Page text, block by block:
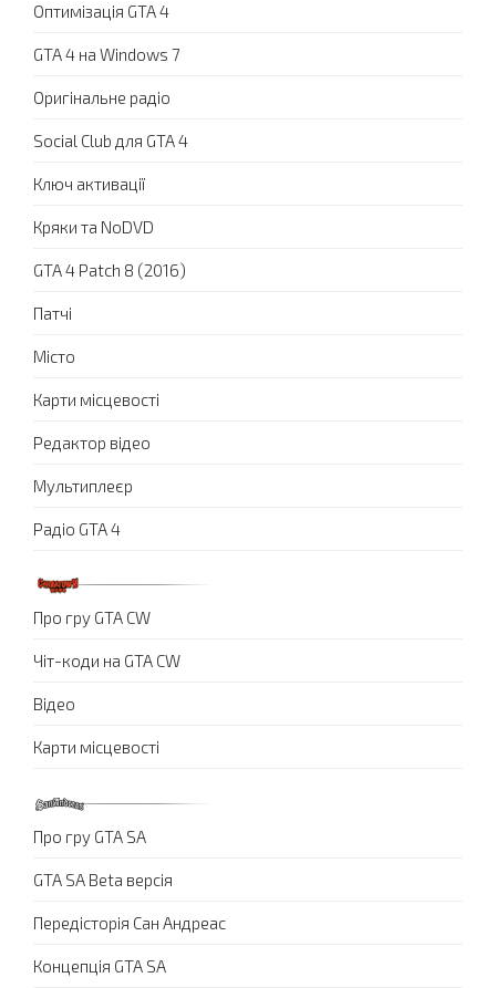
Оптимізація GTA 4
GTA 4 на Windows 7
Оригінальне радіо
Social Club для GTA 4
Ключ активації
Кряки та NoDVD
GTA 4 Patch 8 (2016)
Патчі
Місто
Карти місцевості
Редактор відео
Мультиплеєр
Радіо GTA 4
Про гру GTA CW
Чіт-коди на GTA CW
Відео
Карти місцевості
Про гру GTA SA
GTA SA Beta версія
Передісторія Сан Андреас
Концепція GTA SA